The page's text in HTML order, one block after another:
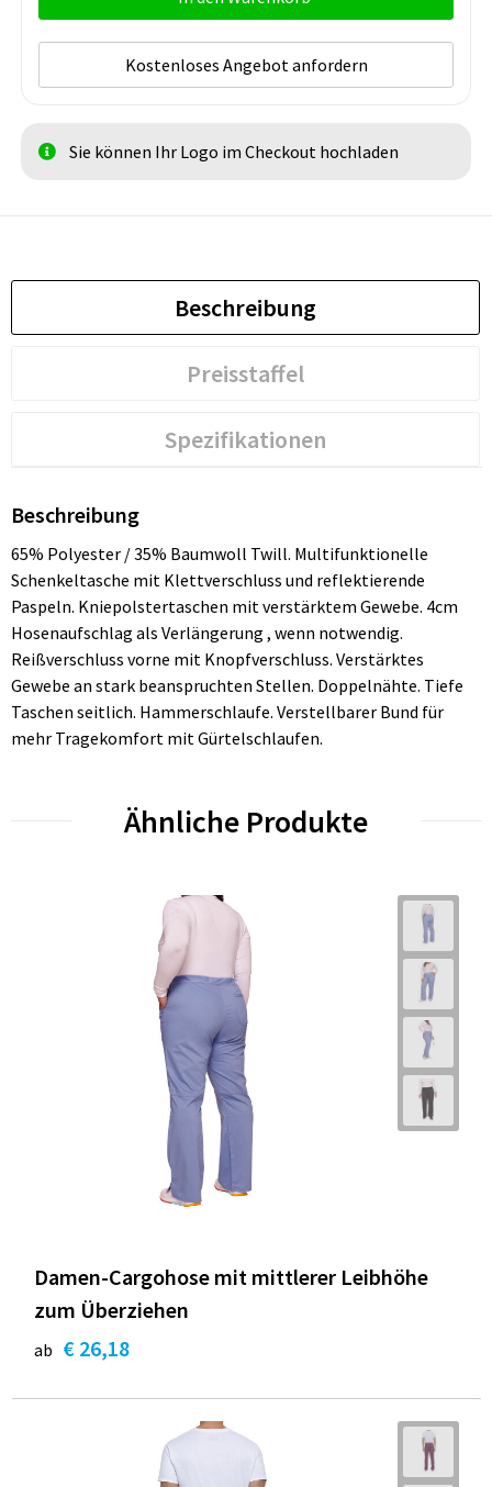
Kostenloses Angebot anfordern
Sie können Ihr Logo im Checkout hochladen
Beschreibung
Preisstaffel
Spezifikationen
Beschreibung
65% Polyester / 35% Baumwoll Twill. Multifunktionelle
Schenkeltasche mit Klettverschluss und reflektierende
Paspeln. Kniepolstertaschen mit verstärktem Gewebe. 4cm
Hosenaufschlag als Verlängerung , wenn notwendig.
Reißverschluss vorne mit Knopfverschluss. Verstärktes
Gewebe an stark beanspruchten Stellen. Doppelnähte. Tiefe
Taschen seitlich. Hammerschlaufe. Verstellbarer Bund für
mehr Tragekomfort mit Gürtelschlaufen.
Ähnliche Produkte
Damen-Cargohose mit mittlerer Leibhöhe
zum Überziehen
ab € 26,18